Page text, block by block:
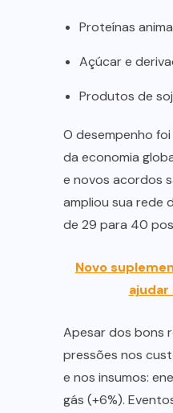
Proteínas
Açúcar e
Produtos de
O desempenho
da economia
e novos acordos
ampliou sua rede
de 29 para 40
Novo
ajudar
Apesar dos bons
pressões nos
e nos insumos:
gás (+6%).